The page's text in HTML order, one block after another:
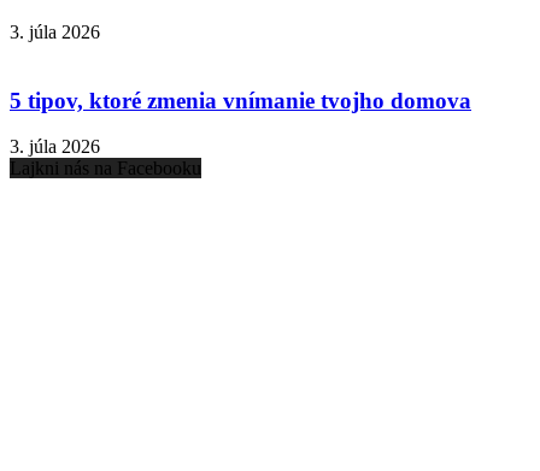
3. júla 2026
5 tipov, ktoré zmenia vnímanie tvojho domova
3. júla 2026
Lajkni nás na Facebooku